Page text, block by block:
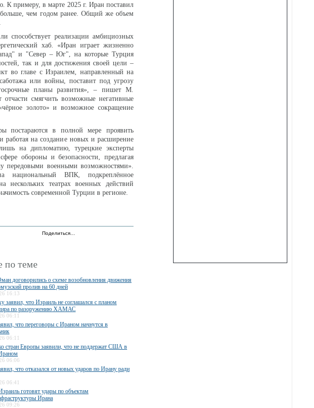
К примеру, в марте 2025 г. Иран поставил
чем годом ранее. Общий же объем
способствует реализации амбициозных
хаб. «Иран играет жизненно
и "Север – Юг", на которые Турция
так и для достижения своей цели –
во главе с Израилем, направленный на
или войны, поставит под угрозу
планы развития», – пишет М.
смягчить возможные негативные
золото» и возможное сокращение
постараются в полной мере проявить
работая на создание новых и расширение
на дипломатию, турецкие эксперты
обороны и безопасности, предлагая
передовыми военными возможностями».
национальный ВПК, подкреплённое
нескольких театрах военных действий
современной Турции в регионе.
Поделиться…
по теме
договорились о схеме возобновления движения
пролив на 60 дней
16:13
заявил, что Израиль не соглашался с планом
по разоружению ХАМАС
06:11
что переговоры с Ираном начнутся в
06:11
стран Европы заявили, что не поддержат США в
06:06
что отказался от новых ударов по Ирану ради
06:41
готовят удары по объектам
Ирана
09:26